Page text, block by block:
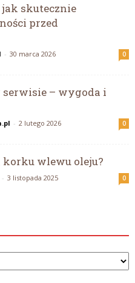
jak skutecznie
przed
- 30 marca 2026 0
– wygoda i
- 2 lutego 2026 0
korku wlewu oleju?
- 3 listopada 2025 0